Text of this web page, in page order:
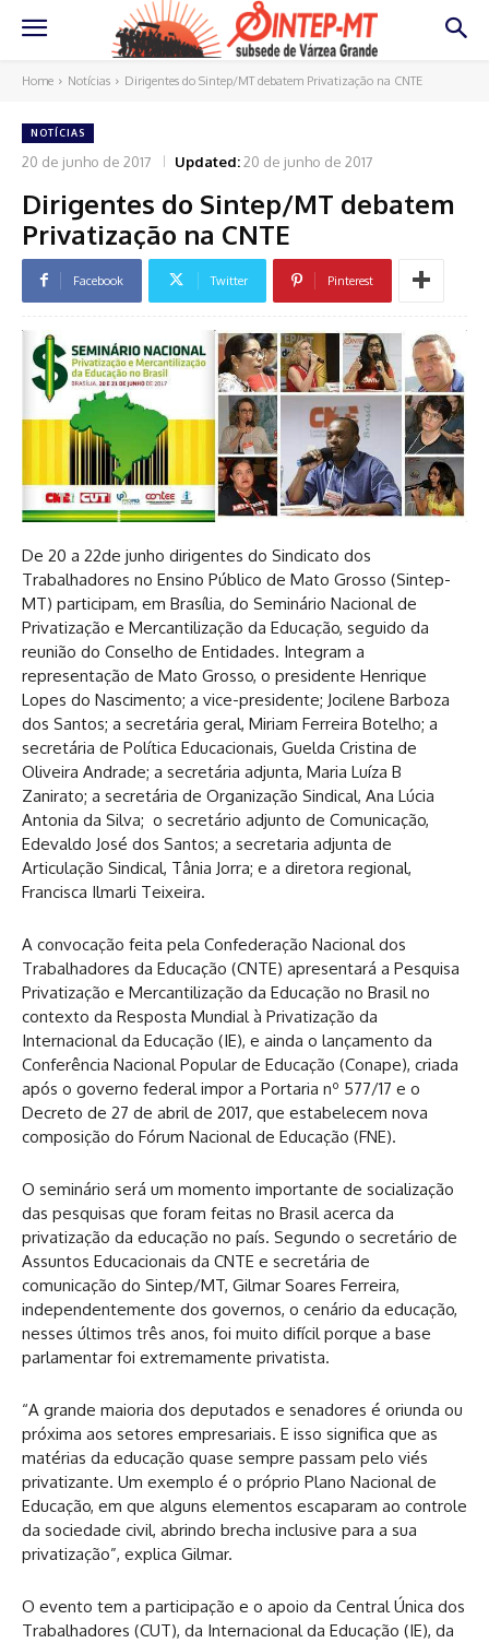
Home Notícias Dirigentes do Sintep/MT debatem Privatização na CNTE
NOTÍCIAS
20 de junho de 2017 Updated:20 de junho de 2017
Dirigentes do Sintep/MT debatem
Privatização na CNTE
Facebook Twitter Pinterest
De 20 a 22de junho dirigentes do Sindicato dos
Trabalhadores no Ensino Público de Mato Grosso (Sintep-
MT) participam, em Brasília, do Seminário Nacional de
Privatização e Mercantilização da Educação, seguido da
reunião do Conselho de Entidades. Integram a
representação de Mato Grosso, o presidente Henrique
Lopes do Nascimento; a vice-presidente; Jocilene Barboza
dos Santos; a secretária geral, Miriam Ferreira Botelho; a
secretária de Política Educacionais, Guelda Cristina de
Oliveira Andrade; a secretária adjunta, Maria Luíza B
Zanirato; a secretária de Organização Sindical, Ana Lúcia
Antonia da Silva; o secretário adjunto de Comunicação,
Edevaldo José dos Santos; a secretaria adjunta de
Articulação Sindical, Tânia Jorra; e a diretora regional,
Francisca Ilmarli Teixeira.
A convocação feita pela Confederação Nacional dos
Trabalhadores da Educação (CNTE) apresentará a Pesquisa
Privatização e Mercantilização da Educação no Brasil no
contexto da Resposta Mundial à Privatização da
Internacional da Educação (IE), e ainda o lançamento da
Conferência Nacional Popular de Educação (Conape), criada
após o governo federal impor a Portaria nº 577/17 e o
Decreto de 27 de abril de 2017, que estabelecem nova
composição do Fórum Nacional de Educação (FNE).
O seminário será um momento importante de socialização
das pesquisas que foram feitas no Brasil acerca da
privatização da educação no país. Segundo o secretário de
Assuntos Educacionais da CNTE e secretária de
comunicação do Sintep/MT, Gilmar Soares Ferreira,
independentemente dos governos, o cenário da educação,
nesses últimos três anos, foi muito difícil porque a base
parlamentar foi extremamente privatista.
“A grande maioria dos deputados e senadores é oriunda ou
próxima aos setores empresariais. E isso significa que as
matérias da educação quase sempre passam pelo viés
privatizante. Um exemplo é o próprio Plano Nacional de
Educação, em que alguns elementos escaparam ao controle
da sociedade civil, abrindo brecha inclusive para a sua
privatização”, explica Gilmar.
O evento tem a participação e o apoio da Central Única dos
Trabalhadores (CUT), da Internacional da Educação (IE), da